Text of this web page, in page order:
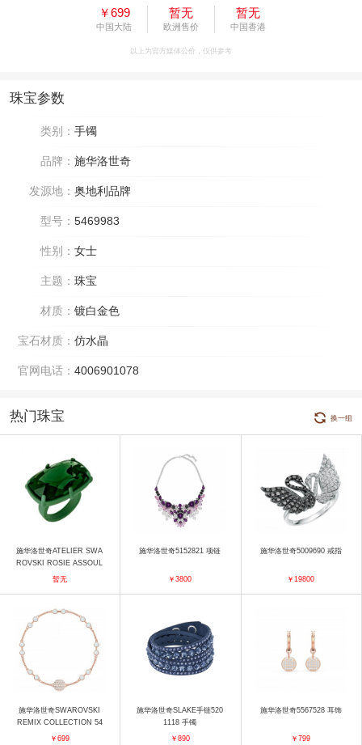
￥699
中国大陆
暂无
欧洲售价
暂无
中国香港
以上为官方媒体公价，仅供参考
珠宝参数
类别： 手镯
品牌： 施华洛世奇
发源地： 奥地利品牌
型号： 5469983
性别： 女士
主题： 珠宝
材质： 镀白金色
宝石材质： 仿水晶
官网电话： 4006901078
热门珠宝 换一组
施华洛世奇ATELIER SWA
ROVSKI ROSIE ASSOUL
IN戒指 戒指
暂无
施华洛世奇5152821 项链
￥3800
施华洛世奇5009690 戒指
￥19800
施华洛世奇SWAROVSKI
REMIX COLLECTION 54
35651 手镯
￥699
施华洛世奇SLAKE手链520
1118 手镯
￥890
施华洛世奇5567528 耳饰
￥799